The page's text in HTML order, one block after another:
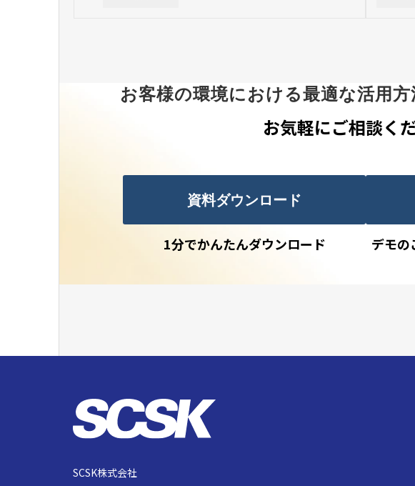
お客様の環境における最適な活用方
お気軽にご相談くだ
資料ダウンロード
1分でかんたんダウンロード
デモの
SCSK株式会社